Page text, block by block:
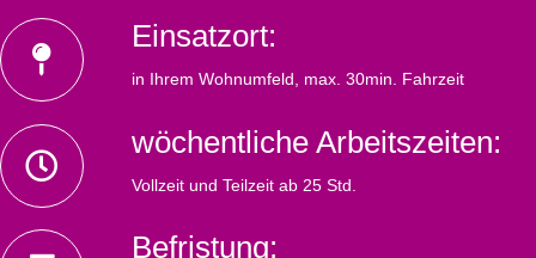
Einsatzort:
in Ihrem Wohnumfeld, max. 30min. Fahrzeit
wöchentliche Arbeitszeiten:
Vollzeit und Teilzeit ab 25 Std.
Befristung: